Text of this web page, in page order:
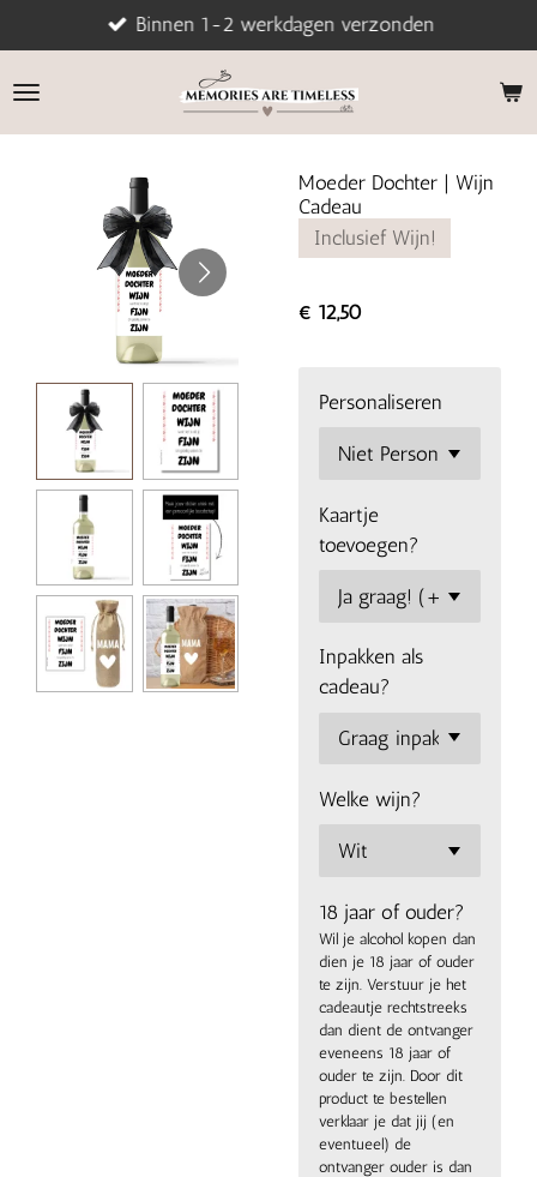
direct
naar
Binnen 1-2 werkdagen verzonden
Moeder Dochter | Wijn
Cadeau
Inclusief Wijn!
€ 12,50
Personaliseren
Kaartje
toevoegen?
Inpakken als
cadeau?
Welke wijn?
18 jaar of ouder?
Wil je alcohol kopen dan
dien je 18 jaar of ouder
te zijn. Verstuur je het
cadeautje rechtstreeks
dan dient de ontvanger
eveneens 18 jaar of
ouder te zijn. Door dit
product te bestellen
verklaar je dat jij (en
eventueel) de
ontvanger ouder is dan